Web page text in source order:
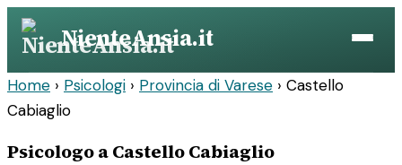
Vai
contenuto
NienteAnsia.it
Home › Psicologi › Provincia di Varese › Castello
Cabiaglio
Psicologo a Castello Cabiaglio